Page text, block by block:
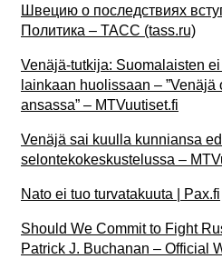
Швецию о последствиях
Политика – ТАСС (tass.ru)
Venäjä-tutkija: Suomalaisten
lainkaan huolissaan –
ansassa” – MTVuutiset.fi
Venäjä sai kuulla kunniansa
selontekokeskustelussa –
Nato ei tuo turvatakuuta | Pax.fi
Should We Commit to Fight
Patrick J. Buchanan – Official